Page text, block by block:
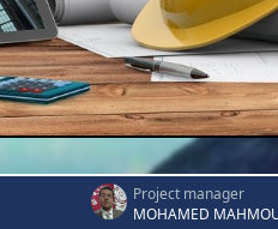
Project manager
MOHAMED